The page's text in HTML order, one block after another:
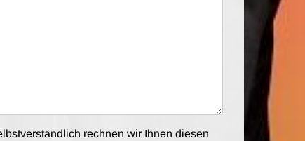
rechnen wir Ihnen diesen